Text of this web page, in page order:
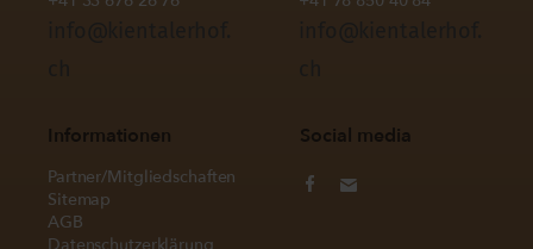
Informationen
Partner/Mitgliedschaften
Sitemap
AGB
Social media